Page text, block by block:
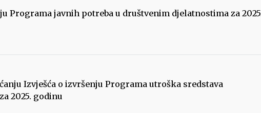
Programa javnih potreba u društvenim djelatnostima za
Izvješća o izvršenju Programa utroška sredstava
2025. godinu